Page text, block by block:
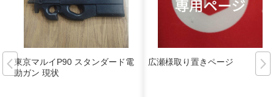
東京マルイP90 スタンダード電
動ガン 現状
広瀬様取り置きページ